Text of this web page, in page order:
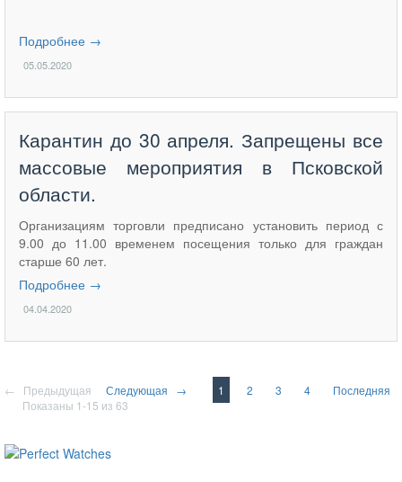
Подробнее →
05.05.2020
Карантин до 30 апреля. Запрещены все
массовые мероприятия в Псковской
области.
Организациям торговли предписано установить период с
9.00 до 11.00 временем посещения только для граждан
старше 60 лет.
Подробнее →
04.04.2020
← Предыдущая Следующая → 1 2 3 4
Последняя
Показаны 1-15 из 63